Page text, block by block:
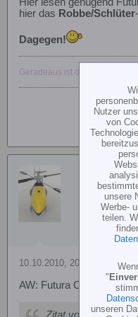
Hier lesen genügend
hier das Robbe/Schlüter
Dagegen!
Geradeaus ist der kleine
Vulcano
Senior
10.10.2010, 20:44
AW: Futura Contest
Nutzer
von
unsere
Werbe-
teilen.
"
unseren